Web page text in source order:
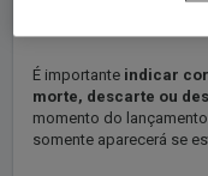
É importante indicar
morte, descarte ou
momento do
somente aparecerá se